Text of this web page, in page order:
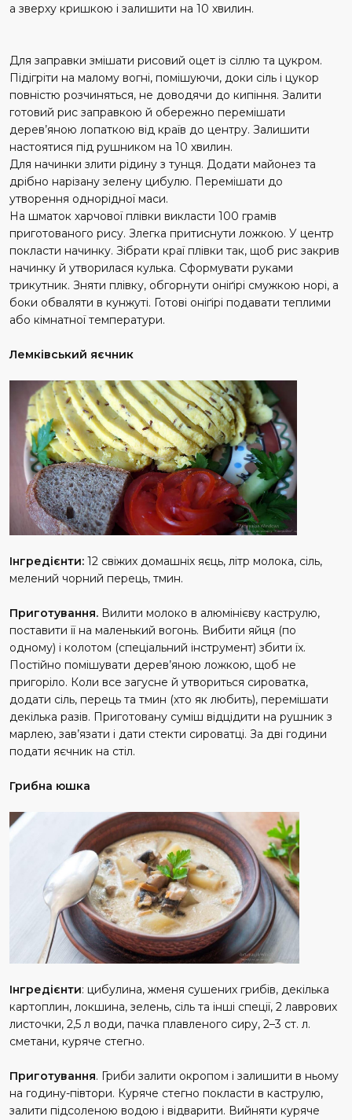
а зверху кришкою і залишити на 10 хвилин.
Для заправки змішати рисовий оцет із сіллю та цукром.
Підігріти на малому вогні, помішуючи, доки сіль і цукор
повністю розчиняться, не доводячи до кипіння. Залити
готовий рис заправкою й обережно перемішати
дерев’яною лопаткою від країв до центру. Залишити
настоятися під рушником на 10 хвилин.
Для начинки злити рідину з тунця. Додати майонез та
дрібно нарізану зелену цибулю. Перемішати до
утворення однорідної маси.
На шматок харчової плівки викласти 100 грамів
приготованого рису. Злегка притиснути ложкою. У центр
покласти начинку. Зібрати краї плівки так, щоб рис закрив
начинку й утворилася кулька. Сформувати руками
трикутник. Зняти плівку, обгорнути оніґірі смужкою норі, а
боки обваляти в кунжуті. Готові оніґірі подавати теплими
або кімнатної температури.
Лемківський яєчник
Інгредієнти: 12 свіжих домашніх яєць, літр молока, сіль,
мелений чорний перець, тмин.
Приготування. Вилити молоко в алюмінієву каструлю,
поставити її на маленький вогонь. Вибити яйця (по
одному) і колотом (спеціальний інструмент) збити їх.
Постійно помішувати дерев’яною ложкою, щоб не
пригоріло. Коли все загусне й утвориться сироватка,
додати сіль, перець та тмин (хто як любить), перемішати
декілька разів. Приготовану суміш відцідити на рушник з
марлею, зав’язати і дати стекти сироватці. За дві години
подати яєчник на стіл.
Грибна юшка
Інгредієнти: цибулина, жменя сушених грибів, декілька
картоплин, локшина, зелень, сіль та інші спеції, 2 лаврових
листочки, 2,5 л води, пачка плавленого сиру, 2–3 ст. л.
сметани, куряче стегно.
Приготування. Гриби залити окропом і залишити в ньому
на годину-півтори. Куряче стегно покласти в каструлю,
залити підсоленою водою і відварити. Вийняти куряче